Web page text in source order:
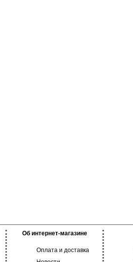
Об интернет-магазине
Оплата и доставка